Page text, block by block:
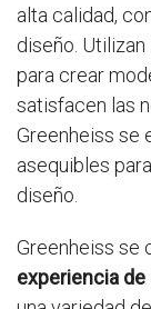
alta calidad,
diseño.
para crear
satisfacen las
Greenheiss se
asequibles
diseño.
Greenheiss se
experiencia